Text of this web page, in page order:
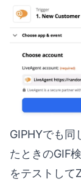
GIPHYでも同
たときのGIF
をテストして